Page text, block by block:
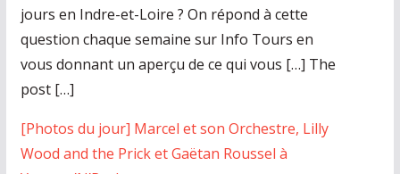
jours en Indre-et-Loire ? On répond à cette
question chaque semaine sur Info Tours en
vous donnant un aperçu de ce qui vous […] The
post […]
[Photos du jour] Marcel et son Orchestre, Lilly
Wood and the Prick et Gaëtan Roussel à